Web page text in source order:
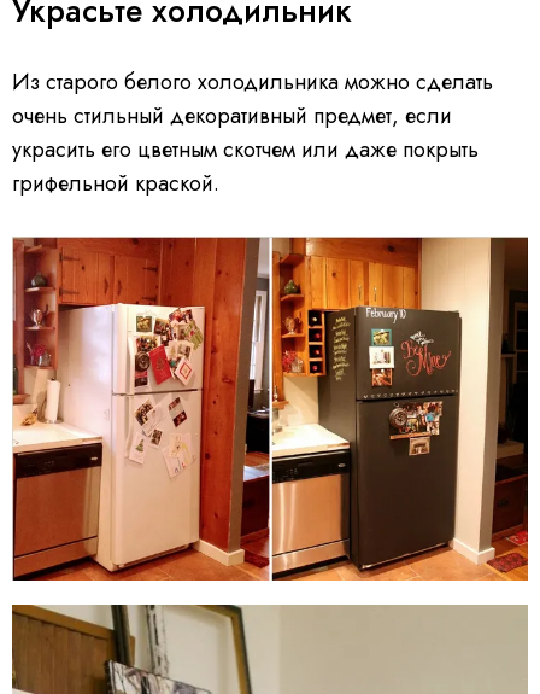
Украсьте холодильник
Из старого белого холодильника можно сделать
очень стильный декоративный предмет, если
украсить его цветным скотчем или даже покрыть
грифельной краской.